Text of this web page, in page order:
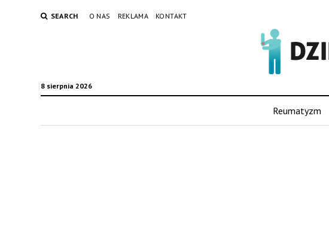
SEARCH O NAS REKLAMA KONTAKT
8 sierpnia 2026
Reumatyzm